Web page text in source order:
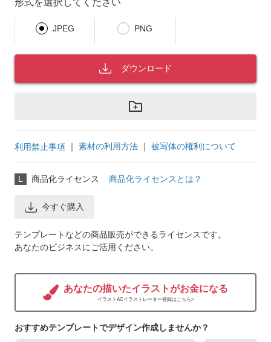
JPEG PNG
ダウンロード
利用禁止事項 ｜ 素材の利用方法 ｜ 被写体の権利について
L 商品化ライセンス 商品化ライセンスとは？
今すぐ購入
テンプレートなどの商品販売ができるライセンスです。
あなたのビジネスにご活用ください。
あなたの描いたイラストがお金になる
イラストACイラストレーター登録はこちら>
おすすめテンプレートでデザイン作成しませんか？